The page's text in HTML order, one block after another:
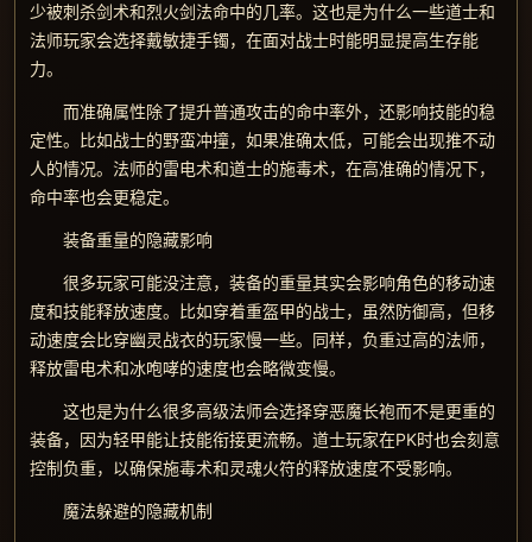
少被刺杀剑术和烈火剑法命中的几率。这也是为什么一些道士和
法师玩家会选择戴敏捷手镯，在面对战士时能明显提高生存能
力。
而准确属性除了提升普通攻击的命中率外，还影响技能的稳
定性。比如战士的野蛮冲撞，如果准确太低，可能会出现推不动
人的情况。法师的雷电术和道士的施毒术，在高准确的情况下，
命中率也会更稳定。
装备重量的隐藏影响
很多玩家可能没注意，装备的重量其实会影响角色的移动速
度和技能释放速度。比如穿着重盔甲的战士，虽然防御高，但移
动速度会比穿幽灵战衣的玩家慢一些。同样，负重过高的法师，
释放雷电术和冰咆哮的速度也会略微变慢。
这也是为什么很多高级法师会选择穿恶魔长袍而不是更重的
装备，因为轻甲能让技能衔接更流畅。道士玩家在PK时也会刻意
控制负重，以确保施毒术和灵魂火符的释放速度不受影响。
魔法躲避的隐藏机制